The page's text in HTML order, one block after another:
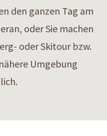
den ganzen Tag am
oder Sie machen
oder Skitour bzw.
Umgebung